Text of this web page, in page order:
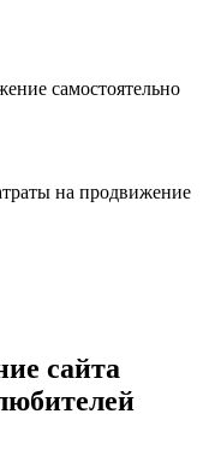
самостоятельно
на продвижение
сайта